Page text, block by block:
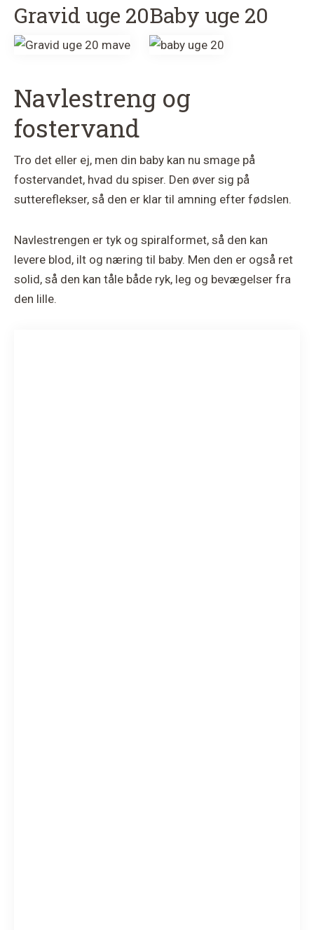
Gravid uge 20Baby uge 20
Navlestreng og
fostervand
Tro det eller ej, men din baby kan nu smage på
fostervandet, hvad du spiser. Den øver sig på
suttereflekser, så den er klar til amning efter fødslen.
Navlestrengen er tyk og spiralformet, så den kan
levere blod, ilt og næring til baby. Men den er også ret
solid, så den kan tåle både ryk, leg og bevægelser fra
den lille.